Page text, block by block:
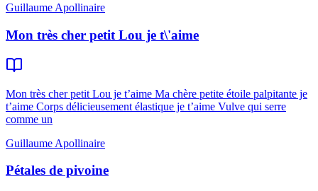
Guillaume Apollinaire
Mon très cher petit Lou je t\'aime
Mon très cher petit Lou je t’aime Ma chère petite étoile palpitante je
t’aime Corps délicieusement élastique je t’aime Vulve qui serre
comme un
Guillaume Apollinaire
Pétales de pivoine